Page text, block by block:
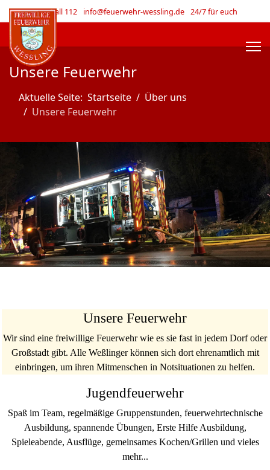
Im Notfall 112 info@feuerwehr-wessling.de 24/7 für euch
Unsere Feuerwehr
Aktuelle Seite: Startseite
Über uns
Unsere Feuerwehr
Unsere Feuerwehr
Wir sind eine freiwillige Feuerwehr wie es sie fast in jedem Dorf oder
Großstadt gibt. Alle Weßlinger können sich dort ehrenamtlich mit
einbringen, um ihren Mitmenschen in Notsituationen zu helfen.
Jugendfeuerwehr
Spaß im Team, regelmäßige Gruppenstunden, feuerwehrtechnische
Ausbildung, spannende Übungen, Erste Hilfe Ausbildung,
Spieleabende, Ausflüge, gemeinsames Kochen/Grillen und vieles
mehr...